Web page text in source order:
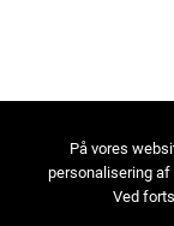
På vores
personalisering af
Ved